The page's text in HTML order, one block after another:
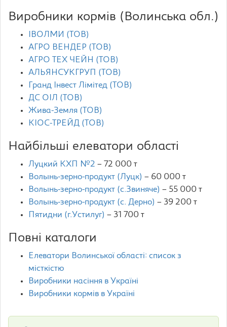
Виробники кормів (Волинська обл.)
ІВОЛМИ (ТОВ)
АГРО ВЕНДЕР (ТОВ)
АГРО ТЕХ ЧЕЙН (ТОВ)
АЛЬЯНСУКГРУП (ТОВ)
Гранд Інвест Лімітед (ТОВ)
ДС ОІЛ (ТОВ)
Жива-Земля (ТОВ)
КІОС-ТРЕЙД (ТОВ)
Найбільші елеватори області
Луцкий КХП №2 – 72 000 т
Волынь-зерно-продукт (Луцк) – 60 000 т
Волынь-зерно-продукт (с.Звиняче) – 55 000 т
Волынь-зерно-продукт (с. Дерно) – 39 200 т
Пятидни (г.Устилуг) – 31 700 т
Повні каталоги
Елеватори Волинської області: список з
місткістю
Виробники насіння в Україні
Виробники кормів в Україні